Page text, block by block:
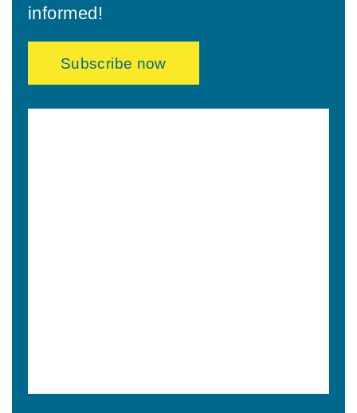
informed!
Subscribe now